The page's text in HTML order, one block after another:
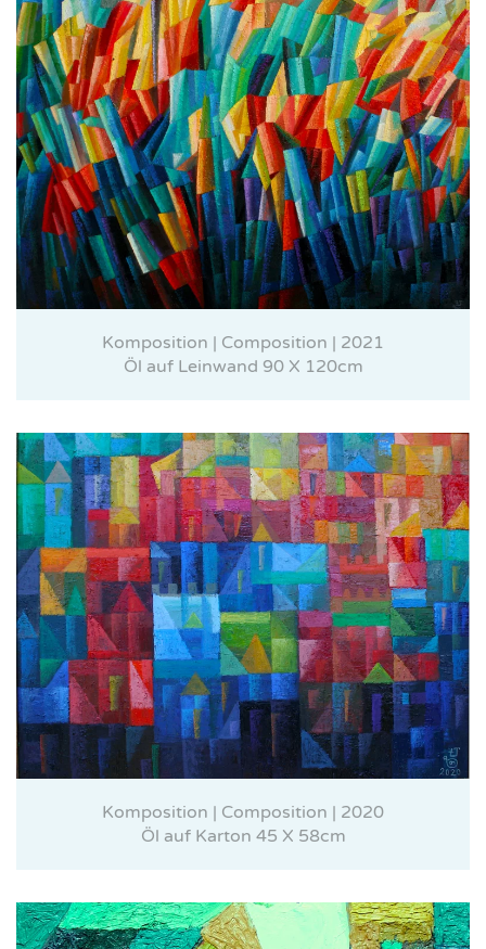
Komposition | Composition | 2021
Öl auf Leinwand 90 X 120cm
Komposition | Composition | 2020
Öl auf Karton 45 X 58cm